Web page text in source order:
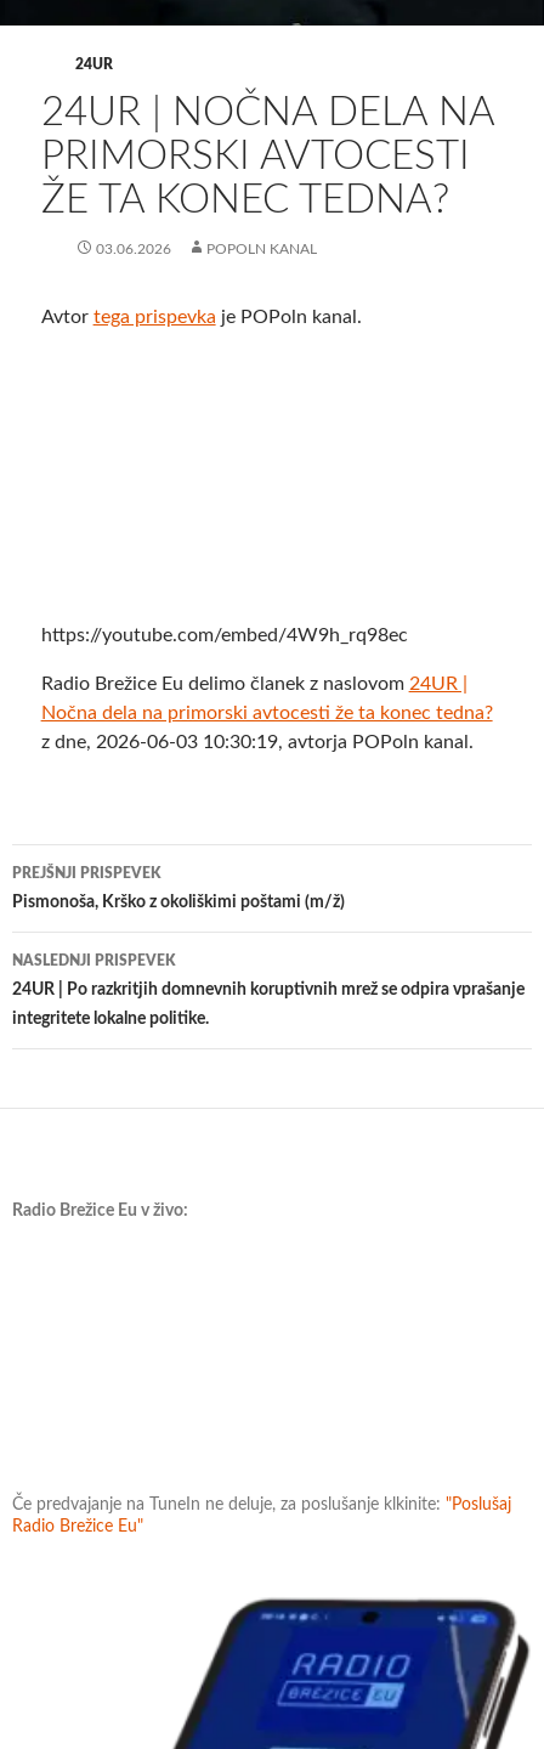
24UR
24UR | NOČNA DELA NA
PRIMORSKI AVTOCESTI
ŽE TA KONEC TEDNA?
03.06.2026 POPOLN KANAL
Avtor tega prispevka je POPoln kanal.
https://youtube.com/embed/4W9h_rq98ec
Radio Brežice Eu delimo članek z naslovom 24UR |
Nočna dela na primorski avtocesti že ta konec tedna?
z dne, 2026-06-03 10:30:19, avtorja POPoln kanal.
Krmarjenje
po
prispevkih
PREJŠNJI PRISPEVEK
Pismonoša, Krško z okoliškimi poštami (m/ž)
NASLEDNJI PRISPEVEK
24UR | Po razkritjih domnevnih koruptivnih mrež se odpira vprašanje
integritete lokalne politike.
Radio Brežice Eu v živo:
Če predvajanje na TuneIn ne deluje, za poslušanje klkinite: "Poslušaj
Radio Brežice Eu"